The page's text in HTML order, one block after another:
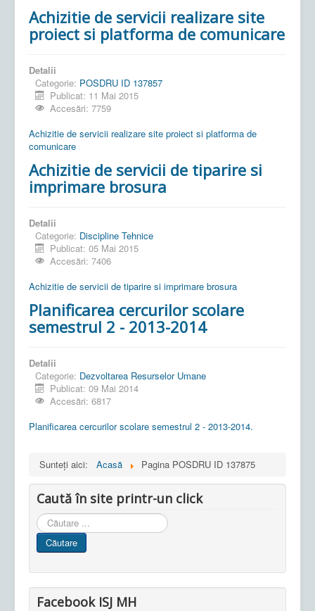
Achizitie de servicii realizare site
proiect si platforma de comunicare
Detalii
Categorie: POSDRU ID 137857
Publicat: 11 Mai 2015
Accesări: 7759
Achizitie de servicii realizare site proiect si platforma de
comunicare
Achizitie de servicii de tiparire si
imprimare brosura
Detalii
Categorie: Discipline Tehnice
Publicat: 05 Mai 2015
Accesări: 7406
Achizitie de servicii de tiparire si imprimare brosura
Planificarea cercurilor scolare
semestrul 2 - 2013-2014
Detalii
Categorie: Dezvoltarea Resurselor Umane
Publicat: 09 Mai 2014
Accesări: 6817
Planificarea cercurilor scolare semestrul 2 - 2013-2014.
Sunteți aici: Acasă Pagina POSDRU ID 137875
Caută în site printr-un click
Cauta
in
site
Căutare
Facebook ISJ MH